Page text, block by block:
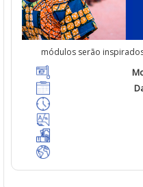
módulos serão